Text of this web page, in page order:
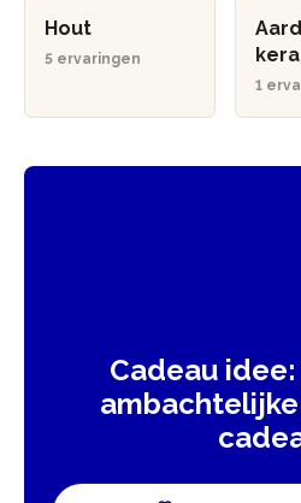
Hout
5 ervaringen
1
Cadeau